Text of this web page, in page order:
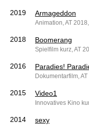
2019 Armageddon
Animation, AT
2018 Boomerang
Spielfilm kurz, AT
2016 Paradies!
Dokumentarfilm,
2015 Video1
Innovatives Kino
2014 sexy